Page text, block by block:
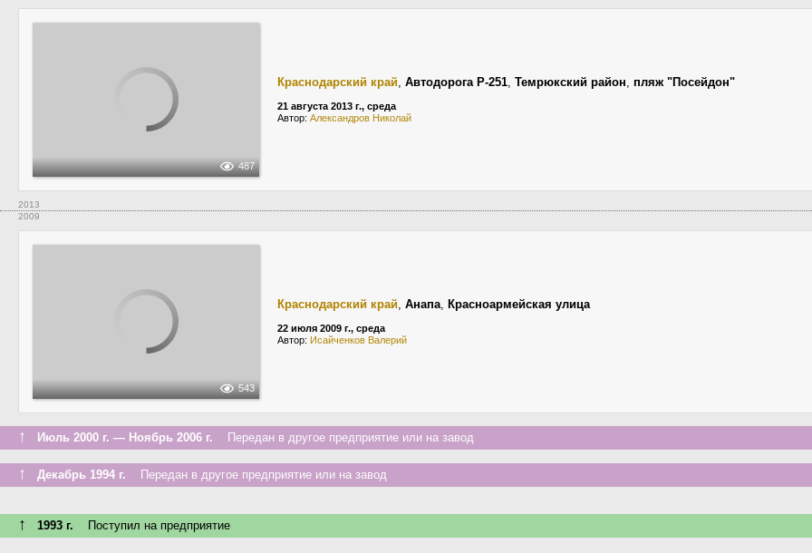
487
Краснодарский край, Автодорога Р-251, Темрюкский район, пляж "Посейдон"
21 августа 2013 г., среда
Автор: Александров Николай
2013
2009
543
Краснодарский край, Анапа, Красноармейская улица
22 июля 2009 г., среда
Автор: Исайченков Валерий
↑ Июль 2000 г. — Ноябрь 2006 г. Передан в другое предприятие или на завод
↑ Декабрь 1994 г. Передан в другое предприятие или на завод
↑ 1993 г. Поступил на предприятие